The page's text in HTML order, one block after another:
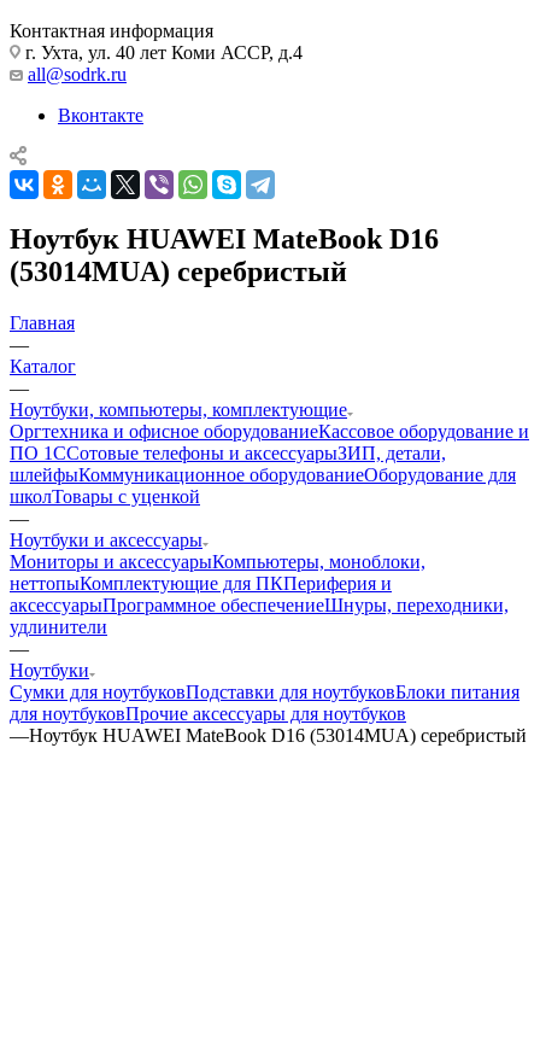
Контактная информация
г. Ухта, ул. 40 лет Коми АССР, д.4
all@sodrk.ru
Вконтакте
Ноутбук HUAWEI MateBook D16
(53014MUA) серебристый
Главная
—
Каталог
—
Ноутбуки, компьютеры, комплектующие
Оргтехника и офисное оборудованиеКассовое оборудование и
ПО 1ССотовые телефоны и аксессуарыЗИП, детали,
шлейфыКоммуникационное оборудованиеОборудование для
школТовары с уценкой
—
Ноутбуки и аксессуары
Мониторы и аксессуарыКомпьютеры, моноблоки,
неттопыКомплектующие для ПКПериферия и
аксессуарыПрограммное обеспечениеШнуры, переходники,
удлинители
—
Ноутбуки
Сумки для ноутбуковПодставки для ноутбуковБлоки питания
для ноутбуковПрочие аксессуары для ноутбуков
—Ноутбук HUAWEI MateBook D16 (53014MUA) серебристый